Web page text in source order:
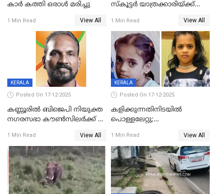
കാർ കത്തി ഒരാൾ മരിച്ചു
1 Min Read View All
സ്കൂട്ടർ യാത്രക്കാരിയ്ക്ക്
കണ്ടോത്ത് ദേശീയ പാതയിൽ
1 Min Read View All
KERALA
Posted On 17-12-2025
കണ്ണൂരിൽ ബിജെപി നിയുക്ത
നഗരസഭാ കൗൺസിലർക്ക് 36
1 Min Read View All
KERALA
Posted On 17-12-2025
കളിക്കുന്നതിനിടയിൽ
പൊള്ളലേറ്റു;
ക്ലാസ് വിദ്യാർത്ഥിനി മരിച്ചു
1 Min Read View All